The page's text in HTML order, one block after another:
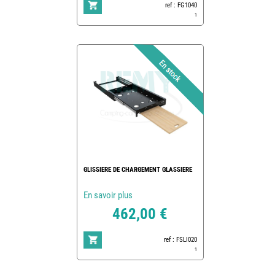
ref : FG1040
1
GLISSIERE DE CHARGEMENT GLASSIERE
En savoir plus
462,00 €
ref : FSLI020
1